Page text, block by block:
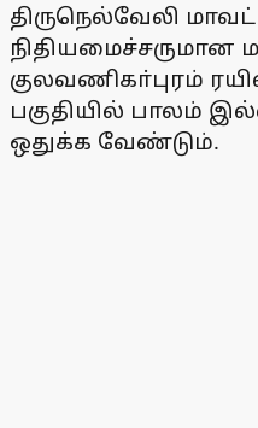
திருநெல்வேலி
நிதியமைச்சருமான
குலவணிகா்புரம்
பகுதியில் பாலம்
ஒதுக்க வேண்டும்.